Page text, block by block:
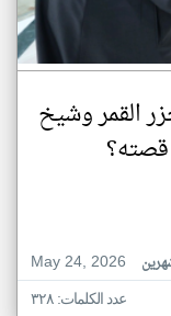
القمر وشيخ
قصته؟
May 24, 2026
عدد الكلمات: ٣٢٨